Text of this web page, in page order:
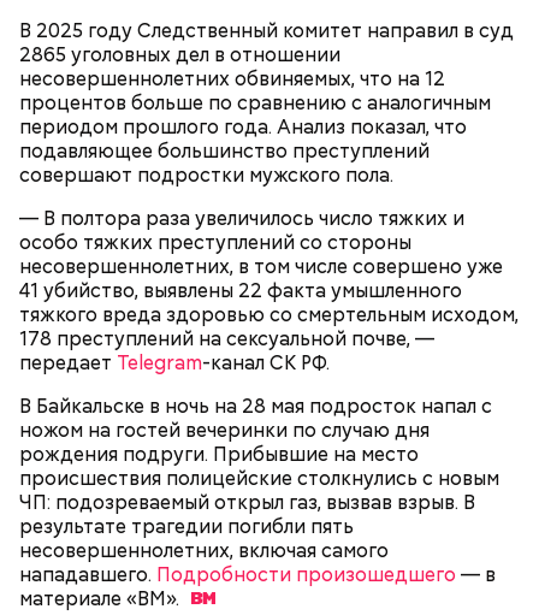
В 2025 году Следственный комитет направил в суд
2865 уголовных дел в отношении
несовершеннолетних обвиняемых, что на 12
процентов больше по сравнению с аналогичным
периодом прошлого года. Анализ показал, что
подавляющее большинство преступлений
совершают подростки мужского пола.
— В полтора раза увеличилось число тяжких и
особо тяжких преступлений со стороны
несовершеннолетних, в том числе совершено уже
41 убийство, выявлены 22 факта умышленного
тяжкого вреда здоровью со смертельным исходом,
178 преступлений на сексуальной почве, —
передает Telegram-канал СК РФ.
В Байкальске в ночь на 28 мая подросток напал с
ножом на гостей вечеринки по случаю дня
рождения подруги. Прибывшие на место
происшествия полицейские столкнулись с новым
ЧП: подозреваемый открыл газ, вызвав взрыв. В
результате трагедии погибли пять
несовершеннолетних, включая самого
нападавшего. Подробности произошедшего — в
материале «ВМ».
— Кабачки, порезанные кубиками, нужно легко
обжарить на сковороде. К ним добавляются зелень
петрушки, чеснок, соль и оливковое масло.
Получается очень вкусно, — поделился рецептом
Спагетти из кабачков
— В дыне содержится много сахара, который
представлен фруктозой. С одной стороны — это
хорошо, потому что дает энергию. Но важно
помнить, что сладкими дынями не нужно сильно
увлекаться, так же как и арбузами, людям с
сахарным диабетом и лишним весом, —
подчеркнула доктор.